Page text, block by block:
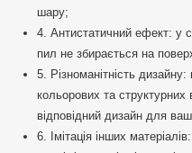
шару;
4. Антистатичний ефект: у
пил не збирається на
5. Різноманітність дизайну:
кольорових та структурних
відповідний дизайн для
6. Імітація інших